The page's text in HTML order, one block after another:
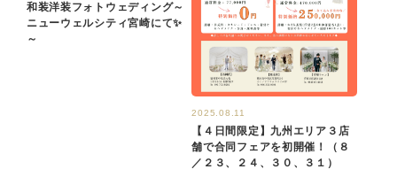
和装洋装フォトウェディング～
ニューウェルシティ宮崎にて✨
～
2025.08.11
【４日間限定】九州エリア３店
舗で合同フェアを初開催！（８
／２３、２４、３０、３１）